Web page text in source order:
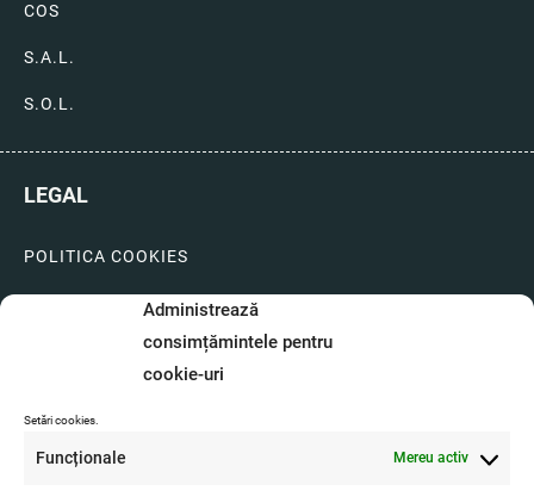
Administrează
consimțămintele pentru
cookie-uri
Setări cookies.
Funcționale Mereu activ
COS
S.A.L.
S.O.L.
LEGAL
POLITICA COOKIES
LIVRARI SI PLATI
GARANTIE SI SERVICE